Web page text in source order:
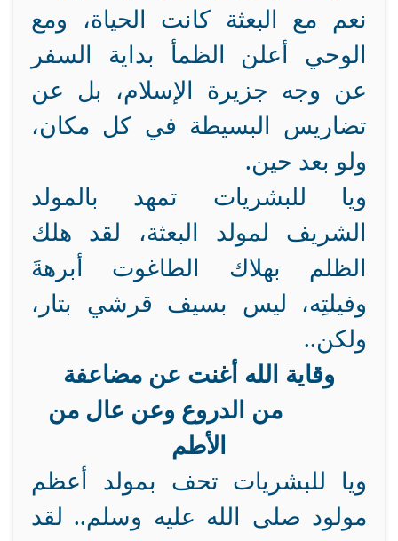
نعم مع البعثة كانت الحياة، ومع
الوحي أعلن الظمأ بداية السفر
عن وجه جزيرة الإسلام، بل عن
تضاريس البسيطة في كل مكان،
ولو بعد حين.
ويا للبشريات تمهد بالمولد
الشريف لمولد البعثة، لقد هلك
الظلم بهلاك الطاغوت أبرهةَ
وفيلتِه، ليس بسيف قرشي بتار،
ولكن..
وقاية الله أغنت عن مضاعفة
من الدروع وعن عال من
الأطم
ويا للبشريات تحف بمولد أعظم
مولود صلى الله عليه وسلم.. لقد